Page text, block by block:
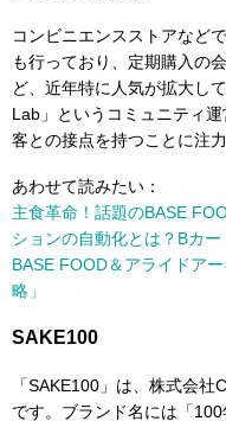
コンビニエンスストアなど
も行っており、定期購入の
ど、近年特に人気が拡大し
Lab」というコミュニティ
客との接点を持つことに注力
あわせて読みたい：
主食革命！話題のBASE
ションの自動化とは？Bカー
BASE FOOD＆アライドア
略」
SAKE100
「SAKE100」は、株式会
です。ブランド名には「